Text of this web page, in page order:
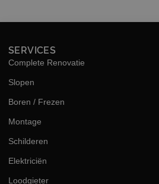
SERVICES
Complete Renovatie
Slopen
Boren / Frezen
Montage
Schilderen
Elektriciën
Loodgieter